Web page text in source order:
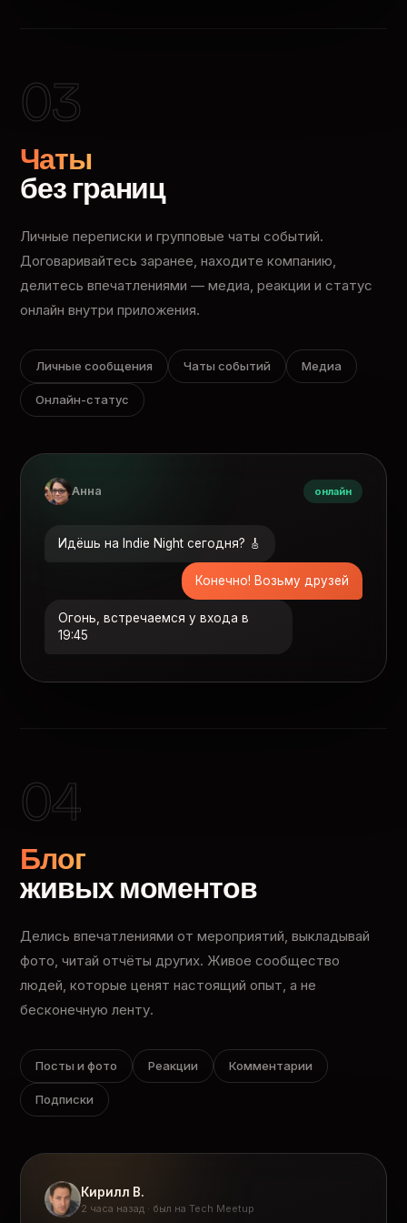
03
Чаты
без границ
Личные переписки и групповые чаты событий.
Договаривайтесь заранее, находите компанию,
делитесь впечатлениями — медиа, реакции и статус
онлайн внутри приложения.
Личные сообщения Чаты событий Медиа
Онлайн-статус
Анна онлайн
Идёшь на Indie Night сегодня? 🎸
Конечно! Возьму друзей
Огонь, встречаемся у входа в
19:45
04
Блог
живых моментов
Делись впечатлениями от мероприятий, выкладывай
фото, читай отчёты других. Живое сообщество
людей, которые ценят настоящий опыт, а не
бесконечную ленту.
Посты и фото Реакции Комментарии
Подписки
Кирилл В.
2 часа назад · был на Tech Meetup